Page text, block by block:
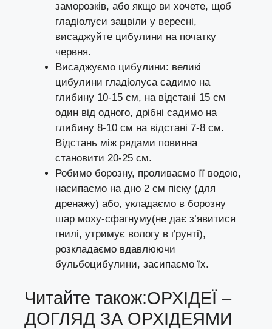
заморозків, або якщо ви хочете, щоб
гладіолуси зацвіли у вересні,
висаджуйте цибулини на початку
червня.
Висаджуємо цибулини: великі
цибулини гладіолуса садимо на
глибину 10-15 см, на відстані 15 см
один від одного, дрібні садимо на
глибину 8-10 см на відстані 7-8 см.
Відстань між рядами повинна
становити 20-25 см.
Робимо борозну, проливаємо її водою,
насипаємо на дно 2 см піску (для
дренажу) або, укладаємо в борозну
шар моху-сфагнуму(не дає з’явитися
гнилі, утримує вологу в ґрунті),
розкладаємо вдавлюючи
бульбоцибулини, засипаємо їх.
Читайте також:ОРХІДЕЇ –
ДОГЛЯД ЗА ОРХІДЕЯМИ